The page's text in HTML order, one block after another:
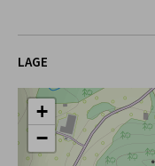
LAGE
+
−